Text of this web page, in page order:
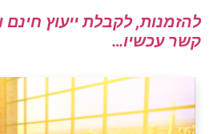
להזמנות, לקבלת ייעוץ חינם
קשר עכשיו…